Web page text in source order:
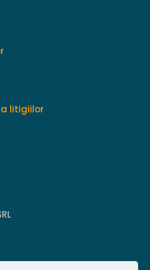
litigiilor